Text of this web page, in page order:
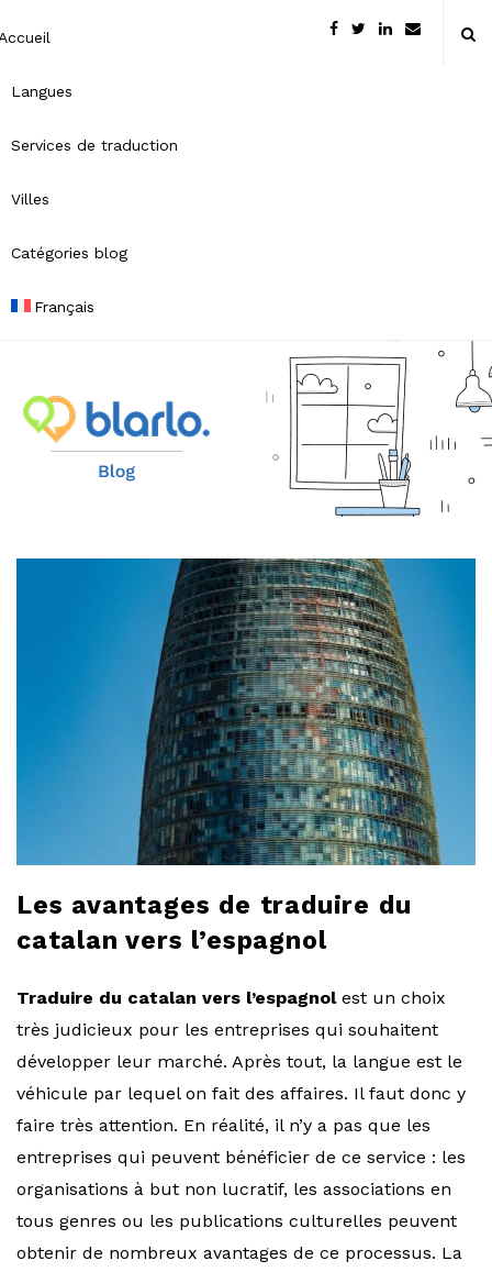
Langues
Services de traduction
Villes
Catégories blog
Français
B
o
g
Les avantages de traduire du
catalan vers l’espagnol
Traduire du catalan vers l’espagnolest un choix
très judicieux pour les entreprises qui souhaitent
développer leur marché. Après tout, la langue est le
véhicule par lequel on fait des affaires. Il faut donc y
faire très attention. En réalité, il n’y a pas que les
entreprises qui peuvent bénéficier de ce service : les
organisations à but non lucratif, les associations en
tous genres ou les publications culturelles peuvent
obtenir de nombreux avantages de ce processus. La